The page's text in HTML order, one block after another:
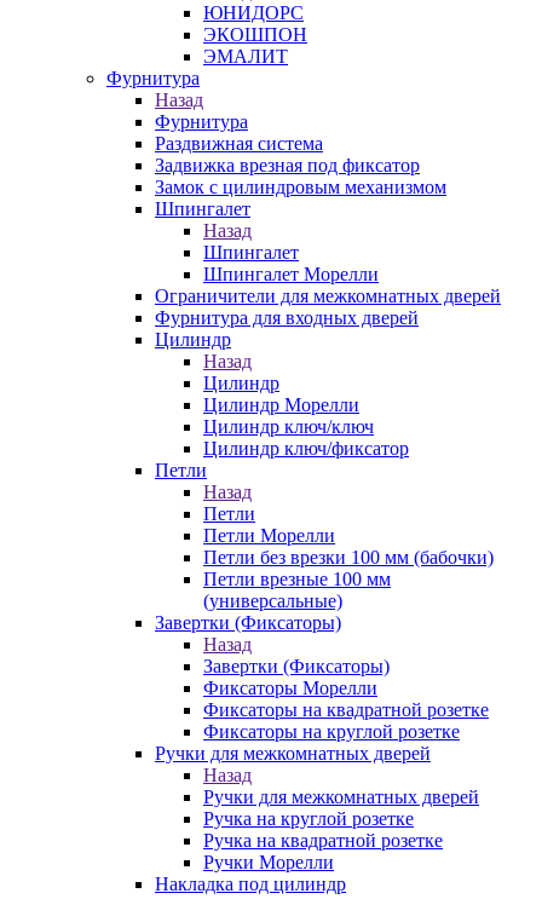
ЮНИДОРС
ЭКОШПОН
ЭМАЛИТ
Фурнитура
Назад
Фурнитура
Раздвижная система
Задвижка врезная под фиксатор
Замок с цилиндровым механизмом
Шпингалет
Назад
Шпингалет
Шпингалет Морелли
Ограничители для межкомнатных дверей
Фурнитура для входных дверей
Цилиндр
Назад
Цилиндр
Цилиндр Морелли
Цилиндр ключ/ключ
Цилиндр ключ/фиксатор
Петли
Назад
Петли
Петли Морелли
Петли без врезки 100 мм (бабочки)
Петли врезные 100 мм
(универсальные)
Завертки (Фиксаторы)
Назад
Завертки (Фиксаторы)
Фиксаторы Морелли
Фиксаторы на квадратной розетке
Фиксаторы на круглой розетке
Ручки для межкомнатных дверей
Назад
Ручки для межкомнатных дверей
Ручка на круглой розетке
Ручка на квадратной розетке
Ручки Морелли
Накладка под цилиндр